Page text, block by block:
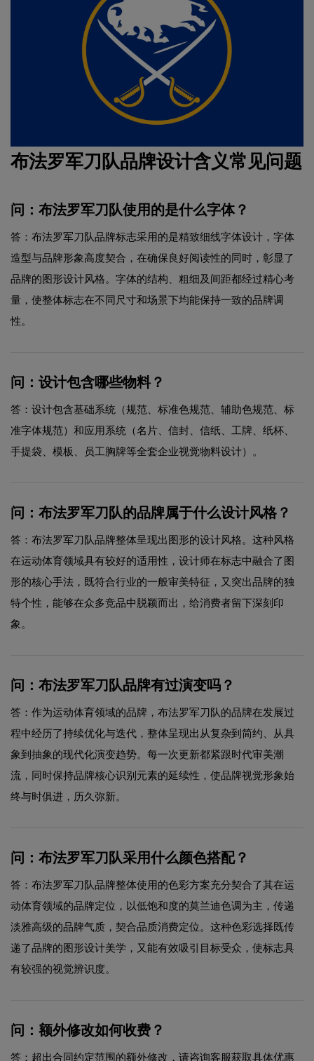
布法罗军刀队品牌设计含义常见问题
问：布法罗军刀队使用的是什么字体？
答：布法罗军刀队品牌标志采用的是精致细线字体设计，字体
造型与品牌形象高度契合，在确保良好阅读性的同时，彰显了
品牌的图形设计风格。字体的结构、粗细及间距都经过精心考
量，使整体标志在不同尺寸和场景下均能保持一致的品牌调
性。
问：设计包含哪些物料？
答：设计包含基础系统（规范、标准色规范、辅助色规范、标
准字体规范）和应用系统（名片、信封、信纸、工牌、纸杯、
手提袋、模板、员工胸牌等全套企业视觉物料设计）。
问：布法罗军刀队的品牌属于什么设计风格？
答：布法罗军刀队品牌整体呈现出图形的设计风格。这种风格
在运动体育领域具有较好的适用性，设计师在标志中融合了图
形的核心手法，既符合行业的一般审美特征，又突出品牌的独
特个性，能够在众多竞品中脱颖而出，给消费者留下深刻印
象。
问：布法罗军刀队品牌有过演变吗？
答：作为运动体育领域的品牌，布法罗军刀队的品牌在发展过
程中经历了持续优化与迭代，整体呈现出从复杂到简约、从具
象到抽象的现代化演变趋势。每一次更新都紧跟时代审美潮
流，同时保持品牌核心识别元素的延续性，使品牌视觉形象始
终与时俱进，历久弥新。
问：布法罗军刀队采用什么颜色搭配？
答：布法罗军刀队品牌整体使用的色彩方案充分契合了其在运
动体育领域的品牌定位，以低饱和度的莫兰迪色调为主，传递
淡雅高级的品牌气质，契合品质消费定位。这种色彩选择既传
递了品牌的图形设计美学，又能有效吸引目标受众，使标志具
有较强的视觉辨识度。
问：额外修改如何收费？
答：超出合同约定范围的额外修改，请咨询客服获取具体优惠